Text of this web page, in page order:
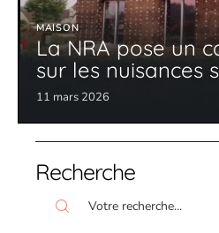
MAISON
La NRA pose un
sur les nuisances
11 mars 2026
Recherche